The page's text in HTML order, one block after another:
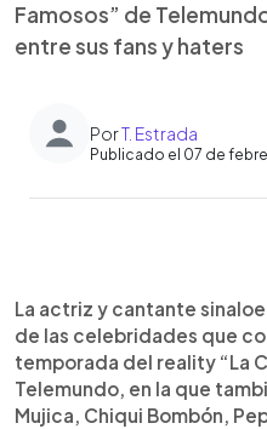
Famosos” de
entre sus fans y haters
PorT. Estrada
Publicado el 07 de
► Escuchar artículo
La actriz y cantante
de las celebridades que
temporada del reality “La
Telemundo, en la que
Mujica, Chiqui Bombón,